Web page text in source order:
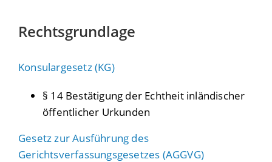
Rechtsgrundlage
Konsulargesetz (KG)
§ 14 Bestätigung der Echtheit inländischer
öffentlicher Urkunden
Gesetz zur Ausführung des
Gerichtsverfassungsgesetzes (AGGVG)